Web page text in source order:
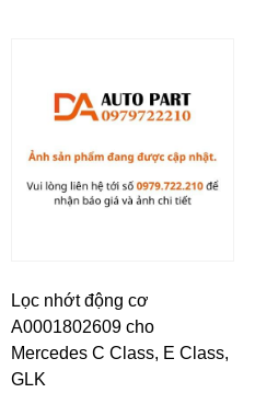
Lọc nhớt động cơ
A0001802609 cho
Mercedes C Class, E Class,
GLK